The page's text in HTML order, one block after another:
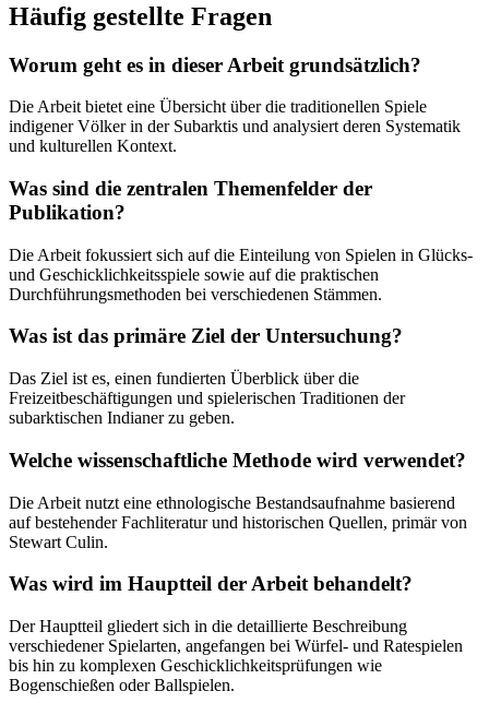
Häufig gestellte Fragen
Worum geht es in dieser Arbeit grundsätzlich?
Die Arbeit bietet eine Übersicht über die traditionellen Spiele
indigener Völker in der Subarktis und analysiert deren Systematik
und kulturellen Kontext.
Was sind die zentralen Themenfelder der
Publikation?
Die Arbeit fokussiert sich auf die Einteilung von Spielen in Glücks-
und Geschicklichkeitsspiele sowie auf die praktischen
Durchführungsmethoden bei verschiedenen Stämmen.
Was ist das primäre Ziel der Untersuchung?
Das Ziel ist es, einen fundierten Überblick über die
Freizeitbeschäftigungen und spielerischen Traditionen der
subarktischen Indianer zu geben.
Welche wissenschaftliche Methode wird verwendet?
Die Arbeit nutzt eine ethnologische Bestandsaufnahme basierend
auf bestehender Fachliteratur und historischen Quellen, primär von
Stewart Culin.
Was wird im Hauptteil der Arbeit behandelt?
Der Hauptteil gliedert sich in die detaillierte Beschreibung
verschiedener Spielarten, angefangen bei Würfel- und Ratespielen
bis hin zu komplexen Geschicklichkeitsprüfungen wie
Bogenschießen oder Ballspielen.